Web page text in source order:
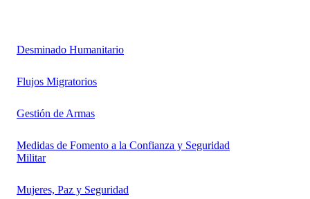
Desminado Humanitario
Flujos Migratorios
Gestión de Armas
Medidas de Fomento a la Confianza y Seguridad
Militar
Mujeres, Paz y Seguridad